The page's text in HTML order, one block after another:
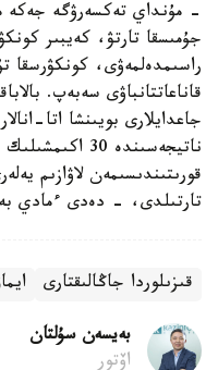
- مۇنداي تەكسەرۋگە جەكە
جۇمىسقا تارتۋ، كەيبىر
راسىمدەلمەۋى، كونكۋرسقا
قاناعاتتانباۋى سەبەپ.
جاعدايلارى بويىنشا اتا-
ناتيجەسىندە
قورىتىندىسىمەن لاۋازىم
تارتىلدى، - دەدى ءمادي
قىزىلوردا جاڭالىقتارى
بەيسەن سۇلتان
اۆتور